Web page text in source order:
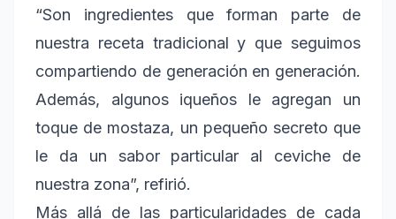
“Son ingredientes que forman parte de
nuestra receta tradicional y que seguimos
compartiendo de generación en generación.
Además, algunos iqueños le agregan un
toque de mostaza, un pequeño secreto que
le da un sabor particular al ceviche de
nuestra zona”, refirió.
Más allá de las particularidades de cada